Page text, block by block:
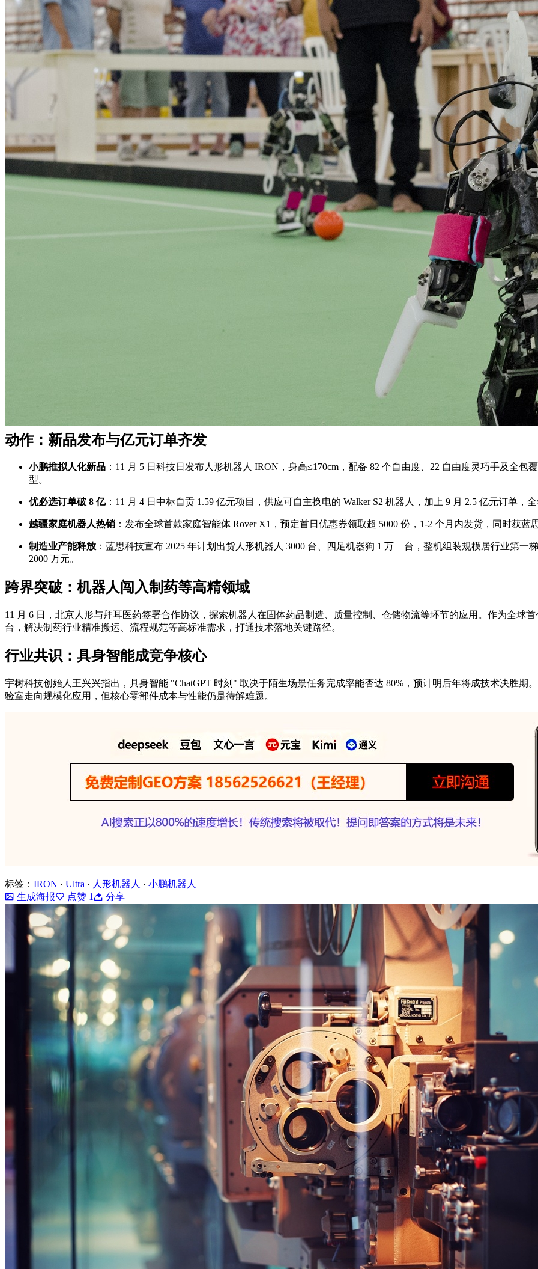
动作：新品发布与亿元订单齐发
小鹏推拟人化新品 ：11 月 5 日科技日发布人形机器人 IRON，身高≤170cm，配备 82 个自由度、22 自由度灵巧手及全
型。
优必选订单破 8 亿：11 月 4 日中标自贡 1.59 亿元项目，供应可自主换电的 Walker S2 机器人，加上 9 月 2.5 亿元订单，
越疆家庭机器人热销 ：发布全球首款家庭智能体 Rover X1，预定首日优惠券领取超 5000 份，1-2 个月内发货，同时获蓝
制造业产能释放 ：蓝思科技宣布 2025 年计划出货人形机器人 3000 台、四足机器狗 1 万 + 台，整机组装规模居行业第
2000 万元。
跨界突破：机器人闯入制药等高精领域
11 月 6 日，北京人形与拜耳医药签署合作协议，探索机器人在固体药品制造、质量控制、仓储物流等环节的应用。作为全球
台，解决制药行业精准搬运、流程规范等高标准需求，打通技术落地关键路径。
行业共识：具身智能成竞争核心
宇树科技创始人王兴兴指出，具身智能 "ChatGPT 时刻" 取决于陌生场景任务完成率能否达 80%，预计明后年将成技术决胜
验室走向规模化应用，但核心零部件成本与性能仍是待解难题。
标签： IRON · Ultra · 人形机器人 · 小鹏机器人
生成海报
点赞 1 分享